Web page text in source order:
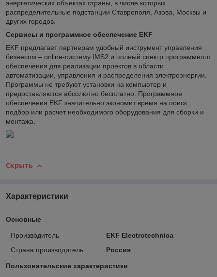
энергетических объектах страны, в числе которых
распределительные подстанции Ставрополя, Азова, Москвы и
других городов.
Сервисы и программное обеспечение EKF
EKF предлагает партнерам удобный инструмент управления
бизнесом – online-систему IMS2 и полный спектр программного
обеспечения для реализации проектов в области
автоматизации, управления и распределения электроэнергии.
Программы не требуют установки на компьютер и
предоставляются абсолютно бесплатно. Программное
обеспечения EKF значительно экономит время на поиск,
подбор или расчет необходимого оборудования для сборки и
монтажа.
Скрыть
Характеристики
Основные
Производитель
EKF Electrotechnica
Страна производитель
Россия
Пользовательские характеристики